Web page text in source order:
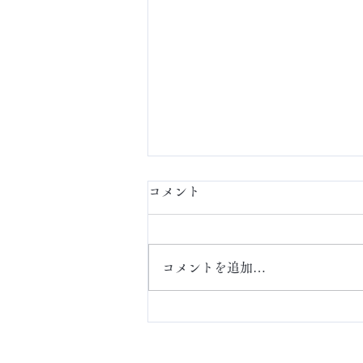
コメント
コメントを追加…